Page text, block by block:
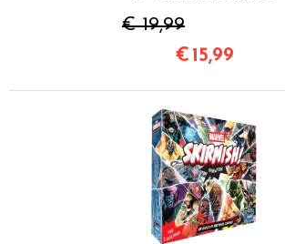
€ 19,99
€ 15,99